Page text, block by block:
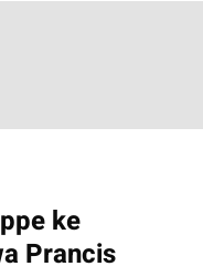
ke
Prancis